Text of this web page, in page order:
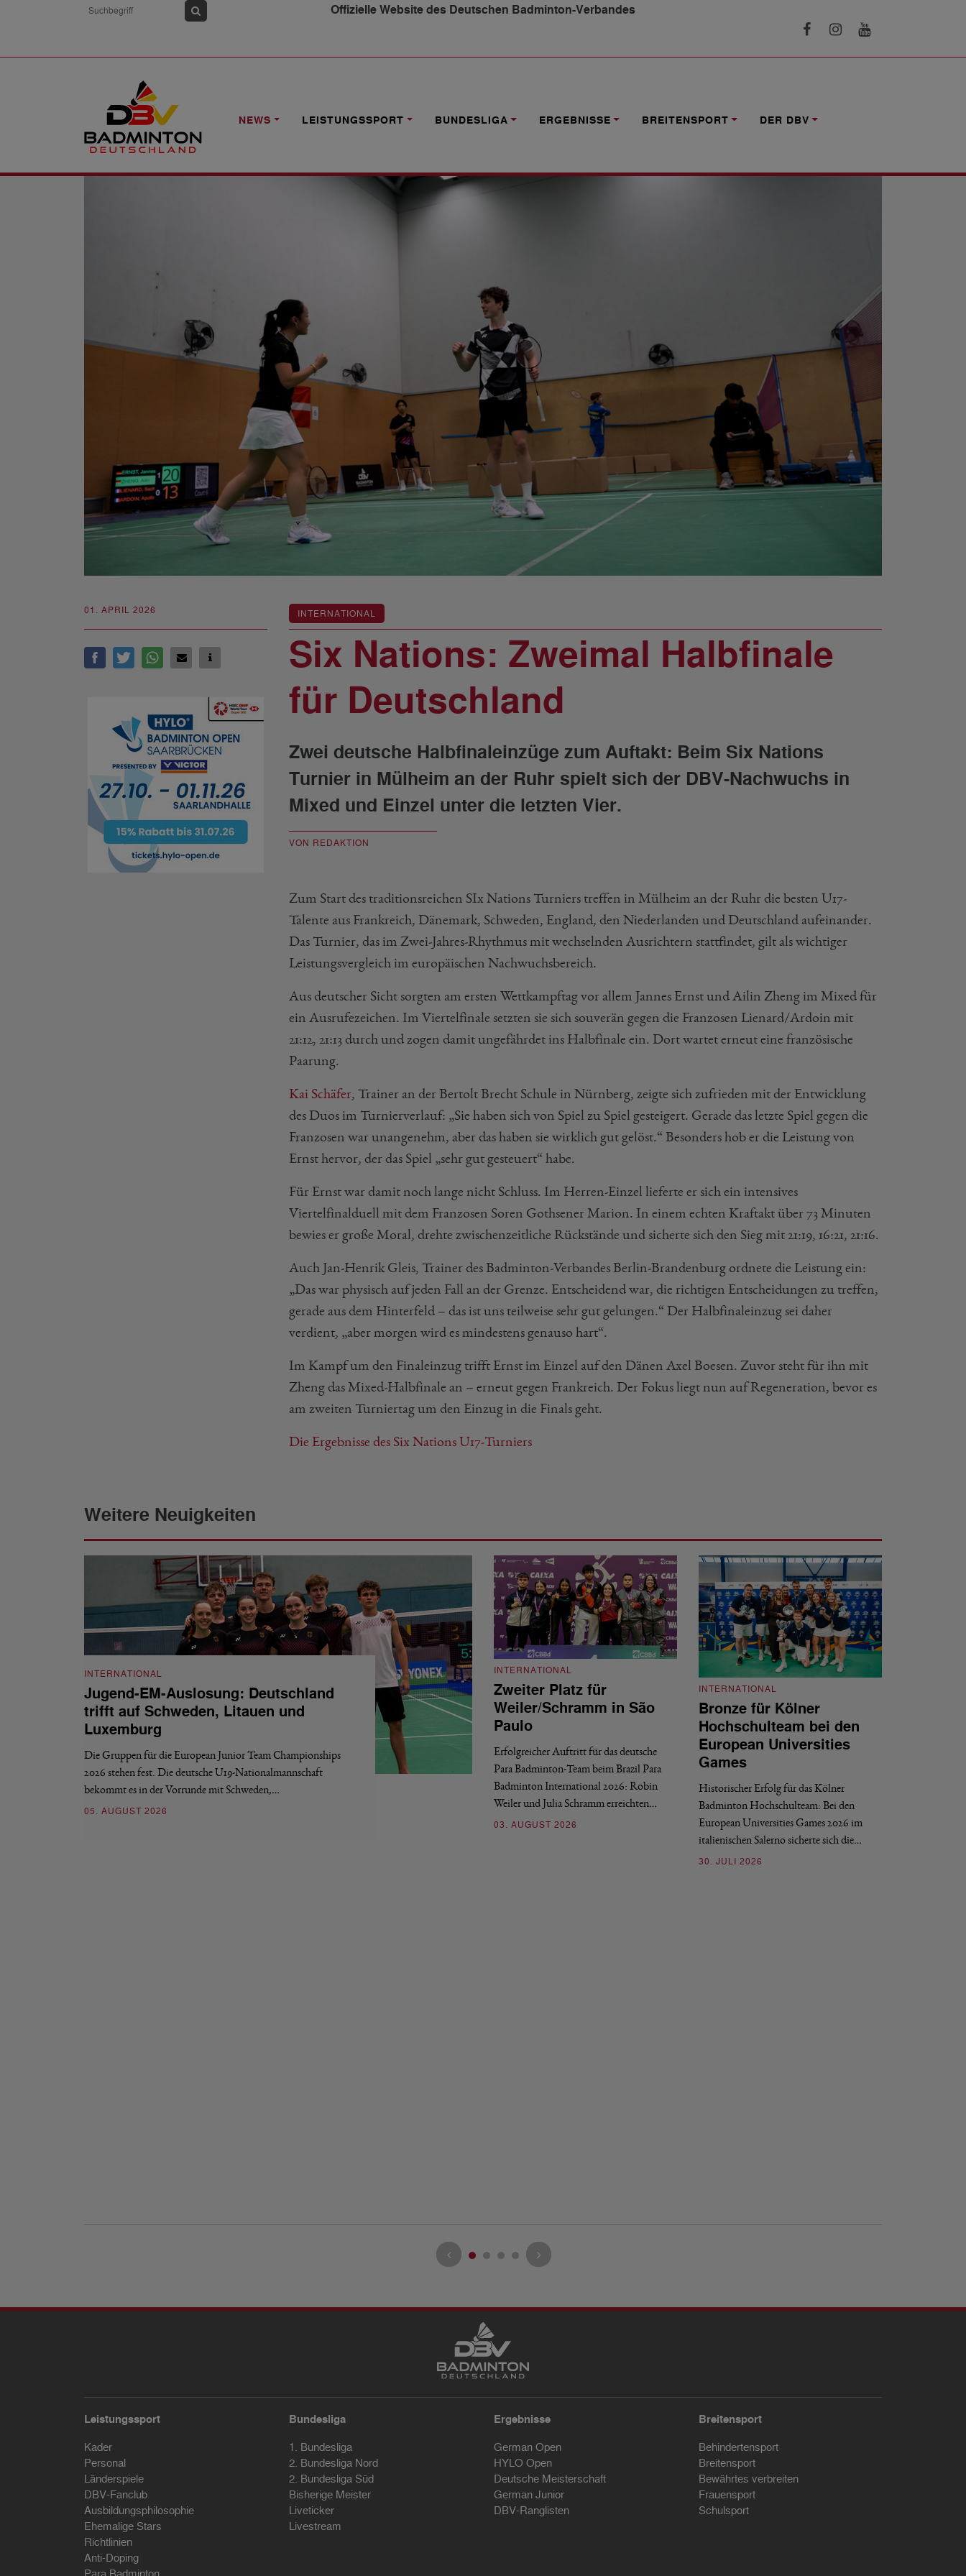
Offizielle Website des Deutschen Badminton-Verbandes
NEWS LEISTUNGSSPORT BUNDESLIGA ERGEBNISSE BREITENSPORT DER DBV
NEWS
01. APRIL 2026 INTERNATIONAL
Six Nations: Zweimal Halbfinale
für Deutschland
Zwei deutsche Halbfinaleinzüge zum Auftakt: Beim Six Nations
Turnier in Mülheim an der Ruhr spielt sich der DBV-Nachwuchs in
Mixed und Einzel unter die letzten Vier.
VON REDAKTION
Zum Start des traditionsreichen SIx Nations Turniers treffen in Mülheim an der Ruhr die besten U17-
Talente aus Frankreich, Dänemark, Schweden, England, den Niederlanden und Deutschland aufeinander.
Das Turnier, das im Zwei-Jahres-Rhythmus mit wechselnden Ausrichtern stattfindet, gilt als wichtiger
Leistungsvergleich im europäischen Nachwuchsbereich.
Aus deutscher Sicht sorgten am ersten Wettkampftag vor allem Jannes Ernst und Ailin Zheng im Mixed für
ein Ausrufezeichen. Im Viertelfinale setzten sie sich souverän gegen die Franzosen Lienard/Ardoin mit
21:12, 21:13 durch und zogen damit ungefährdet ins Halbfinale ein. Dort wartet erneut eine französische
Paarung.
Kai Schäfer, Trainer an der Bertolt Brecht Schule in Nürnberg, zeigte sich zufrieden mit der Entwicklung
des Duos im Turnierverlauf: „Sie haben sich von Spiel zu Spiel gesteigert. Gerade das letzte Spiel gegen die
Franzosen war unangenehm, aber das haben sie wirklich gut gelöst.“ Besonders hob er die Leistung von
Ernst hervor, der das Spiel „sehr gut gesteuert“ habe.
Für Ernst war damit noch lange nicht Schluss. Im Herren-Einzel lieferte er sich ein intensives
Viertelfinalduell mit dem Franzosen Soren Gothsener Marion. In einem echten Kraftakt über 73 Minuten
bewies er große Moral, drehte zwischenzeitliche Rückstände und sicherte sich den Sieg mit 21:19, 16:21, 21:16.
Auch Jan-Henrik Gleis, Trainer des Badminton-Verbandes Berlin-Brandenburg ordnete die Leistung ein:
„Das war physisch auf jeden Fall an der Grenze. Entscheidend war, die richtigen Entscheidungen zu treffen,
gerade aus dem Hinterfeld – das ist uns teilweise sehr gut gelungen.“ Der Halbfinaleinzug sei daher
verdient, „aber morgen wird es mindestens genauso hart“.
Im Kampf um den Finaleinzug trifft Ernst im Einzel auf den Dänen Axel Boesen. Zuvor steht für ihn mit
Zheng das Mixed-Halbfinale an – erneut gegen Frankreich. Der Fokus liegt nun auf Regeneration, bevor es
am zweiten Turniertag um den Einzug in die Finals geht.
Die Ergebnisse des Six Nations U17-Turniers
Weitere Neuigkeiten
INTERNATIONAL
Jugend-EM-Auslosung: Deutschland
trifft auf Schweden, Litauen und
Luxemburg
Die Gruppen für die European Junior Team Championships
2026 stehen fest. Die deutsche U19-Nationalmannschaft
bekommt es in der Vorrunde mit Schweden,…
05. AUGUST 2026
INTERNATIONAL
Zweiter Platz für
Weiler/Schramm in São
Paulo
Erfolgreicher Auftritt für das deutsche
Para Badminton-Team beim Brazil Para
Badminton International 2026: Robin
Weiler und Julia Schramm erreichten…
03. AUGUST 2026
INTERNATIONAL
Bronze für Kölner
Hochschulteam bei den
European Universities
Games
Historischer Erfolg für das Kölner
Badminton Hochschulteam: Bei den
European Universities Games 2026 im
italienischen Salerno sicherte sich die…
30. JULI 2026
Leistungssport
Kader
Personal
Länderspiele
DBV-Fanclub
Ausbildungsphilosophie
Ehemalige Stars
Richtlinien
Anti-Doping
Bundesliga
1. Bundesliga
2. Bundesliga Nord
2. Bundesliga Süd
Bisherige Meister
Liveticker
Livestream
Ergebnisse
German Open
HYLO Open
Deutsche Meisterschaft
German Junior
DBV-Ranglisten
Breitensport
Behindertensport
Breitensport
Bewährtes verbreiten
Frauensport
Schulsport